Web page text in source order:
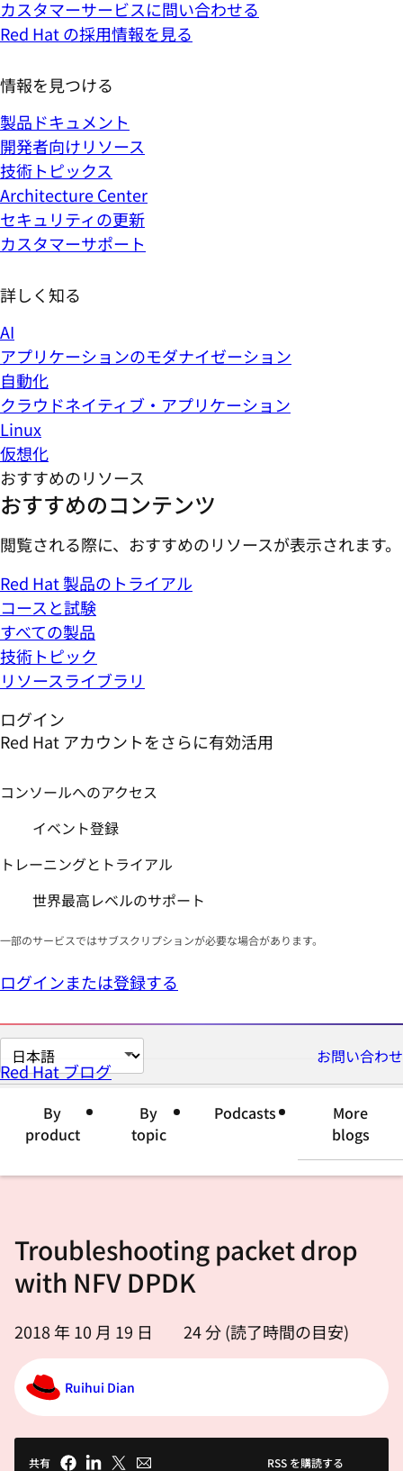
カスタマーサービスに問い合わせる
Red Hat の採用情報を見る
情報を見つける
製品ドキュメント
開発者向けリソース
技術トピックス
Architecture Center
セキュリティの更新
カスタマーサポート
詳しく知る
AI
アプリケーションのモダナイゼーション
自動化
クラウドネイティブ・アプリケーション
Linux
仮想化
おすすめのリソース
おすすめのコンテンツ
閲覧される際に、おすすめのリソースが表示されます。
Red Hat 製品のトライアル
コースと試験
すべての製品
技術トピック
リソースライブラリ
ログイン
Red Hat アカウントをさらに有効活用
コンソールへのアクセス
イベント登録
トレーニングとトライアル
世界最高レベルのサポート
一部のサービスではサブスクリプションが必要な場合があります。
ログインまたは登録する
ペ
ー
語
択
だ
い
お問い合わせ
Red Hat ブログ
By
product
By
topic
Podcasts
More
blogs
Troubleshooting packet drop
with NFV DPDK
2018 年 10 月 19 日 24分 (読了時間の目安)
Ruihui Dian
共有 RSS を購読する